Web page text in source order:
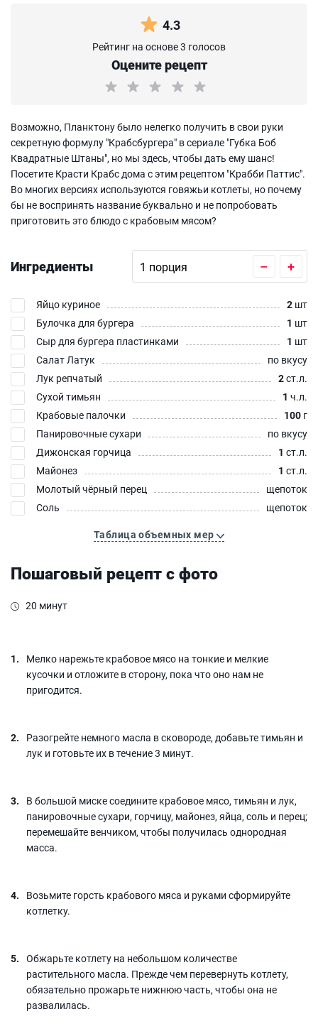
4.3
Рейтинг на основе 3 голосов
Оцените рецепт
Возможно, Планктону было нелегко получить в свои руки
секретную формулу "Крабсбургера" в сериале "Губка Боб
Квадратные Штаны", но мы здесь, чтобы дать ему шанс!
Посетите Красти Крабс дома с этим рецептом "Крабби Паттис".
Во многих версиях используются говяжьи котлеты, но почему
бы не воспринять название буквально и не попробовать
приготовить это блюдо с крабовым мясом?
Ингредиенты – +
Яйцо куриное 2 шт
Булочка для бургера
1 шт
Сыр для бургера пластинками
1 шт
Салат Латук
по вкусу
Лук репчатый
2ст.л.
Сухой тимьян
1 ч.л.
Крабовые палочки
100 г
Панировочные сухари
по вкусу
Дижонская горчица
1 ст.л.
Майонез
1 ст.л.
Молотый чёрный перец
щепоток
Соль
щепоток
Таблица объемных мер
Пошаговый рецепт с фото
20 минут
Мелко нарежьте крабовое мясо на тонкие и мелкие
кусочки и отложите в сторону, пока что оно нам не
пригодится.
Разогрейте немного масла в сковороде, добавьте тимьян и
лук и готовьте их в течение 3 минут.
В большой миске соедините крабовое мясо, тимьян и лук,
панировочные сухари, горчицу, майонез, яйца, соль и перец;
перемешайте венчиком, чтобы получилась однородная
масса.
Возьмите горсть крабового мяса и руками сформируйте
котлетку.
Обжарьте котлету на небольшом количестве
растительного масла. Прежде чем перевернуть котлету,
обязательно прожарьте нижнюю часть, чтобы она не
развалилась.